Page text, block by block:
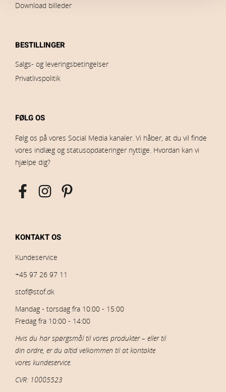
Download billeder
BESTILLINGER
Salgs- og leveringsbetingelser
Privatlivspolitik
FØLG OS
Følg os på vores Social Media kanaler. Vi håber, at du vil finde
vores indlæg og statusopdateringer nyttige. Hvordan kan vi
hjælpe dig?
KONTAKT OS
Kundeservice
+45 97 26 97 11
stof@stof.dk
Mandag - torsdag fra 10:00 - 15:00
Fredag fra 10:00 - 14:00
Hvis du har spørgsmål til vores produkter – eller til
din ordre, er du altid velkommen til at kontakte
vores kundeservice.
CVR: 10005523